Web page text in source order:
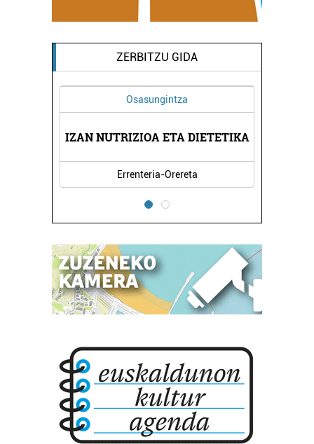
ZERBITZU GIDA
Osasungintza
IZAN NUTRIZIOA ETA DIETETIKA
Errenteria-Orereta